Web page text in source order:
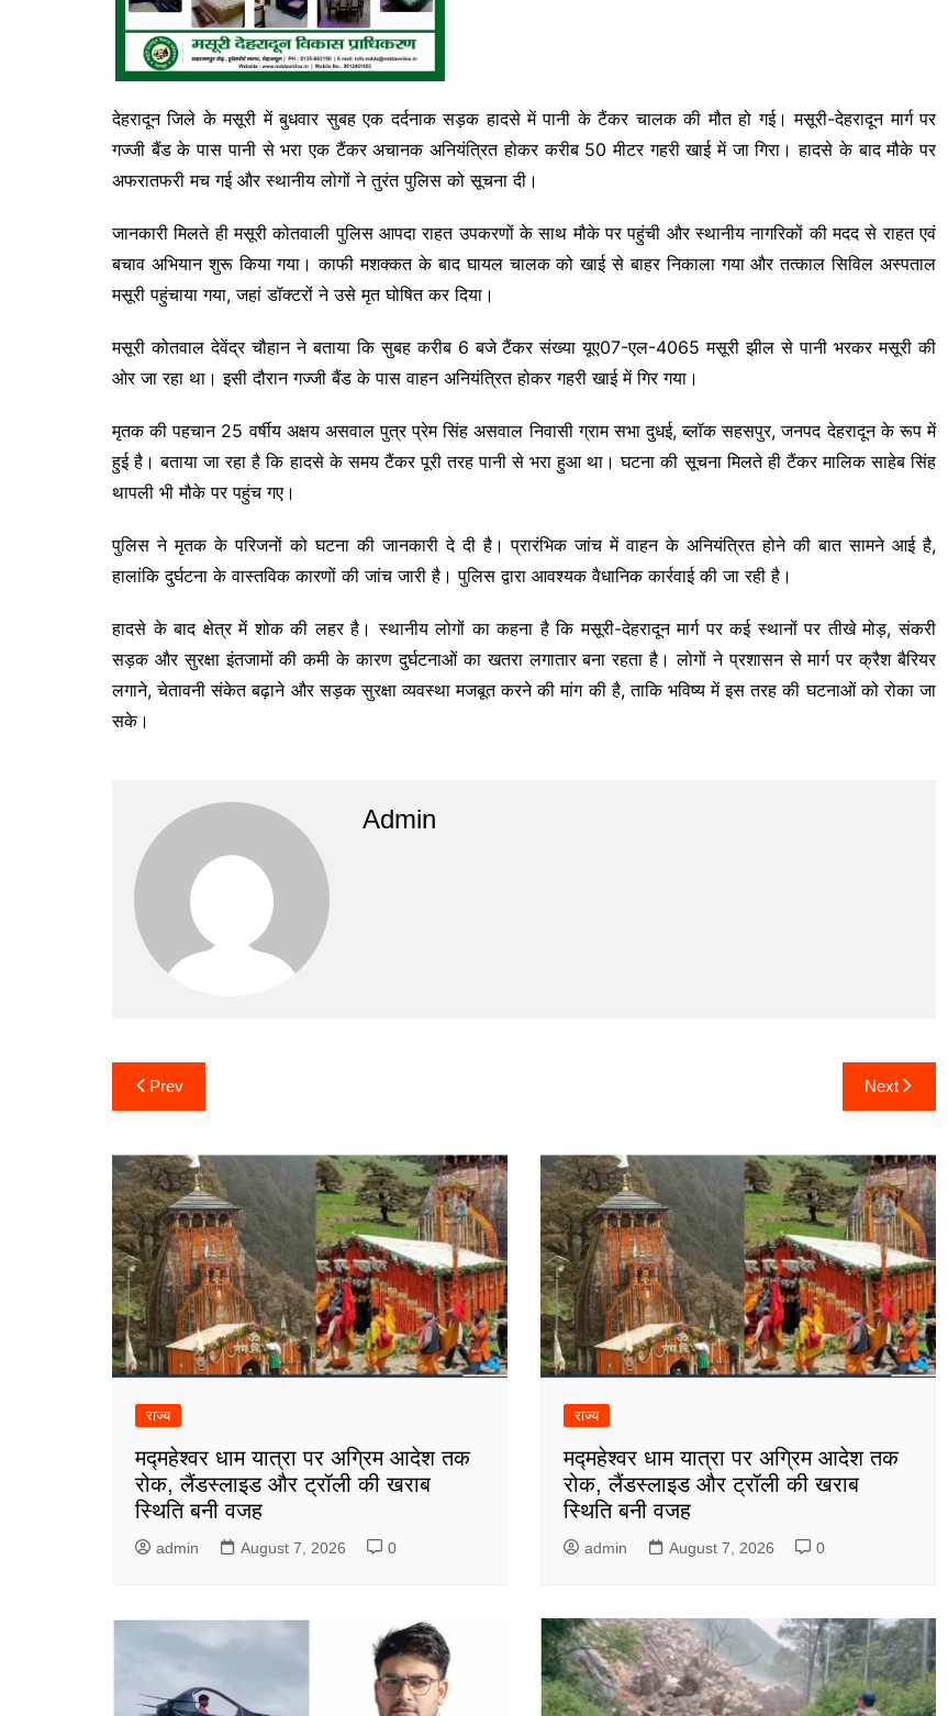
देहरादून जिले के मसूरी में बुधवार सुबह एक दर्दनाक सड़क हादसे में पानी के टैंकर चालक की मौत हो गई। मसूरी-देहरादून मार्ग पर
गज्जी बैंड के पास पानी से भरा एक टैंकर अचानक अनियंत्रित होकर करीब 50 मीटर गहरी खाई में जा गिरा। हादसे के बाद मौके पर
अफरातफरी मच गई और स्थानीय लोगों ने तुरंत पुलिस को सूचना दी।
जानकारी मिलते ही मसूरी कोतवाली पुलिस आपदा राहत उपकरणों के साथ मौके पर पहुंची और स्थानीय नागरिकों की मदद से राहत एवं
बचाव अभियान शुरू किया गया। काफी मशक्कत के बाद घायल चालक को खाई से बाहर निकाला गया और तत्काल सिविल अस्पताल
मसूरी पहुंचाया गया, जहां डॉक्टरों ने उसे मृत घोषित कर दिया।
मसूरी कोतवाल देवेंद्र चौहान ने बताया कि सुबह करीब 6 बजे टैंकर संख्या यूए07-एल-4065 मसूरी झील से पानी भरकर मसूरी की
ओर जा रहा था। इसी दौरान गज्जी बैंड के पास वाहन अनियंत्रित होकर गहरी खाई में गिर गया।
मृतक की पहचान 25 वर्षीय अक्षय असवाल पुत्र प्रेम सिंह असवाल निवासी ग्राम सभा दुधई, ब्लॉक सहसपुर, जनपद देहरादून के रूप में
हुई है। बताया जा रहा है कि हादसे के समय टैंकर पूरी तरह पानी से भरा हुआ था। घटना की सूचना मिलते ही टैंकर मालिक साहेब सिंह
थापली भी मौके पर पहुंच गए।
पुलिस ने मृतक के परिजनों को घटना की जानकारी दे दी है। प्रारंभिक जांच में वाहन के अनियंत्रित होने की बात सामने आई है,
हालांकि दुर्घटना के वास्तविक कारणों की जांच जारी है। पुलिस द्वारा आवश्यक वैधानिक कार्रवाई की जा रही है।
हादसे के बाद क्षेत्र में शोक की लहर है। स्थानीय लोगों का कहना है कि मसूरी-देहरादून मार्ग पर कई स्थानों पर तीखे मोड़, संकरी
सड़क और सुरक्षा इंतजामों की कमी के कारण दुर्घटनाओं का खतरा लगातार बना रहता है। लोगों ने प्रशासन से मार्ग पर क्रैश बैरियर
लगाने, चेतावनी संकेत बढ़ाने और सड़क सुरक्षा व्यवस्था मजबूत करने की मांग की है, ताकि भविष्य में इस तरह की घटनाओं को रोका जा
सके।
Admin
Post
navigation
Prev Next
राज्य
मद्महेश्वर धाम यात्रा पर अग्रिम आदेश तक
रोक, लैंडस्लाइड और ट्रॉली की खराब
स्थिति बनी वजह
admin August 7, 2026 0
राज्य
मद्महेश्वर धाम यात्रा पर अग्रिम आदेश तक
रोक, लैंडस्लाइड और ट्रॉली की खराब
स्थिति बनी वजह
admin August 7, 2026 0